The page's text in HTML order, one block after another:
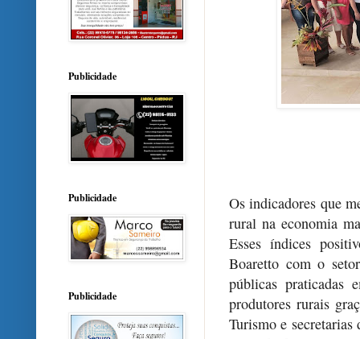
Os indicadores que
rural na economia
Esses índices
Boaretto com o
públicas praticadas
produtores rurais
Turismo e secretarias
Publicidade
Publicidade
Publicidade